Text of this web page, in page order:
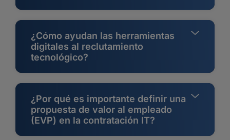
¿Cómo ayudan las herramientas
digitales al reclutamiento
tecnológico?
¿Por qué es importante definir una
propuesta de valor al empleado
(EVP) en la contratación IT?